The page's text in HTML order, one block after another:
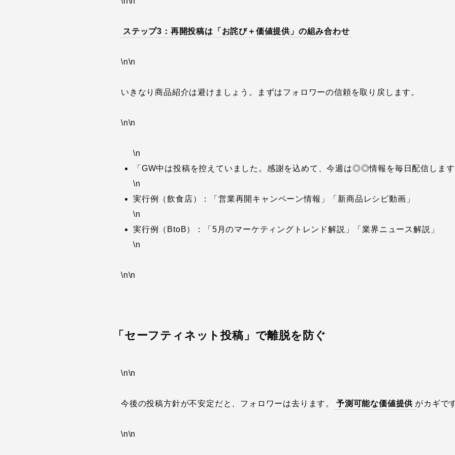
ステップ3：再開投稿は「お詫び＋価値提供」の組み合わせ
\n\n
いきなり商品紹介は避けましょう。まずはフォロワーの信頼を取り戻します。
\n\n
\n
「GW中は投稿を控えていました。感謝を込めて、今週は◎◎情報を毎日配信しま
\n
実行例（飲食店）：「営業再開キャンペーン情報」「新商品レシピ動画」
\n
実行例（BtoB）：「5月のマーケティングトレンド解説」「業界ニュース解説」
\n
\n\n
「セーフティネット投稿」で離脱を防ぐ
\n\n
今後の投稿方針が不安定だと、フォロワーは去ります。 予測可能な価値提供 がカギで
\n\n